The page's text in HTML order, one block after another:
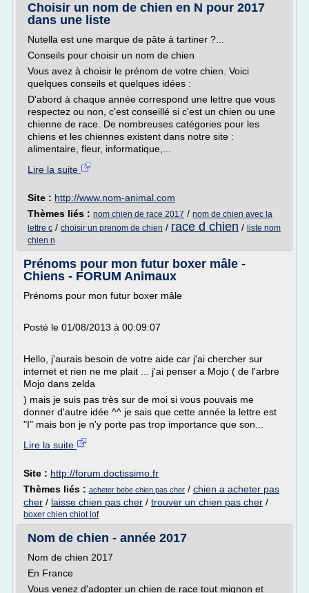
Choisir un nom de chien en N pour 2017
dans une liste
Nutella est une marque de pâte à tartiner ?...
Conseils pour choisir un nom de chien
Vous avez à choisir le prénom de votre chien. Voici
quelques conseils et quelques idées :
D'abord à chaque année correspond une lettre que vous
respectez ou non, c'est conseillé si c'est un chien ou une
chienne de race. De nombreuses catégories pour les
chiens et les chiennes existent dans notre site :
alimentaire, fleur, informatique,...
Lire la suite
Site : http://www.nom-animal.com
Thèmes liés : nom chien de race 2017 / nom de chien avec la
lettre c / choisir un prenom de chien / race d chien / liste nom
chien n
Prénoms pour mon futur boxer mâle -
Chiens - FORUM Animaux
Prénoms pour mon futur boxer mâle
Posté le 01/08/2013 à 00:09:07
Hello, j'aurais besoin de votre aide car j'ai chercher sur
internet et rien ne me plait ... j'ai penser a Mojo ( de l'arbre
Mojo dans zelda
) mais je suis pas très sur de moi si vous pouvais me
donner d'autre idée ^^ je sais que cette année la lettre est
"I" mais bon je n'y porte pas trop importance que son...
Lire la suite
Site : http://forum.doctissimo.fr
Thèmes liés : acheter bebe chien pas cher / chien a acheter pas
cher / laisse chien pas cher / trouver un chien pas cher /
boxer chien chiot lof
Nom de chien - année 2017
Nom de chien 2017
En France
Vous venez d'adopter un chien de race tout mignon et